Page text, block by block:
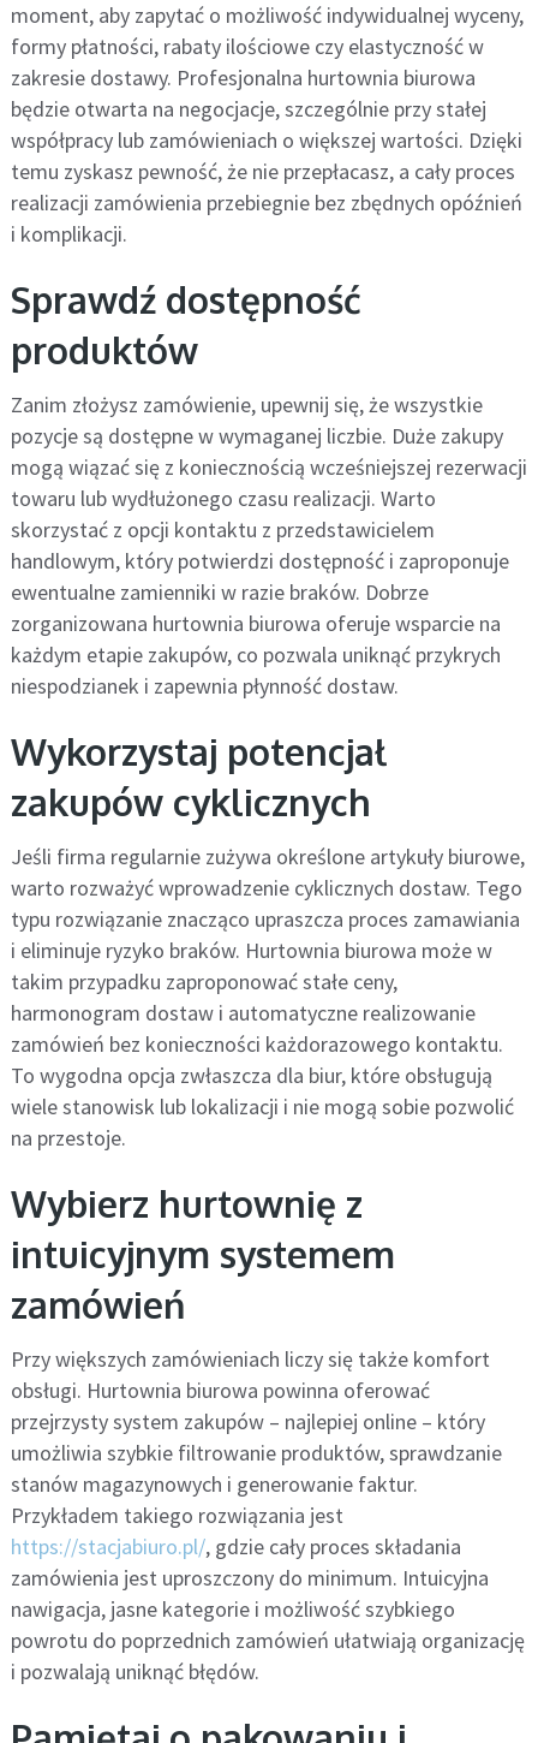
moment, aby zapytać o możliwość indywidualnej wyceny,
formy płatności, rabaty ilościowe czy elastyczność w
zakresie dostawy. Profesjonalna hurtownia biurowa
będzie otwarta na negocjacje, szczególnie przy stałej
współpracy lub zamówieniach o większej wartości. Dzięki
temu zyskasz pewność, że nie przepłacasz, a cały proces
realizacji zamówienia przebiegnie bez zbędnych opóźnień
i komplikacji.
Sprawdź dostępność
produktów
Zanim złożysz zamówienie, upewnij się, że wszystkie
pozycje są dostępne w wymaganej liczbie. Duże zakupy
mogą wiązać się z koniecznością wcześniejszej rezerwacji
towaru lub wydłużonego czasu realizacji. Warto
skorzystać z opcji kontaktu z przedstawicielem
handlowym, który potwierdzi dostępność i zaproponuje
ewentualne zamienniki w razie braków. Dobrze
zorganizowana hurtownia biurowa oferuje wsparcie na
każdym etapie zakupów, co pozwala uniknąć przykrych
niespodzianek i zapewnia płynność dostaw.
Wykorzystaj potencjał
zakupów cyklicznych
Jeśli firma regularnie zużywa określone artykuły biurowe,
warto rozważyć wprowadzenie cyklicznych dostaw. Tego
typu rozwiązanie znacząco upraszcza proces zamawiania
i eliminuje ryzyko braków. Hurtownia biurowa może w
takim przypadku zaproponować stałe ceny,
harmonogram dostaw i automatyczne realizowanie
zamówień bez konieczności każdorazowego kontaktu.
To wygodna opcja zwłaszcza dla biur, które obsługują
wiele stanowisk lub lokalizacji i nie mogą sobie pozwolić
na przestoje.
Wybierz hurtownię z
intuicyjnym systemem
zamówień
Przy większych zamówieniach liczy się także komfort
obsługi. Hurtownia biurowa powinna oferować
przejrzysty system zakupów – najlepiej online – który
umożliwia szybkie filtrowanie produktów, sprawdzanie
stanów magazynowych i generowanie faktur.
Przykładem takiego rozwiązania jest
https://stacjabiuro.pl/, gdzie cały proces składania
zamówienia jest uproszczony do minimum. Intuicyjna
nawigacja, jasne kategorie i możliwość szybkiego
powrotu do poprzednich zamówień ułatwiają organizację
i pozwalają uniknąć błędów.